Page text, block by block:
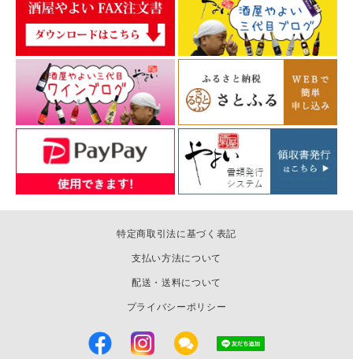
特定商取引法に基づく表記
支払い方法について
配送・送料について
プライバシーポリシー